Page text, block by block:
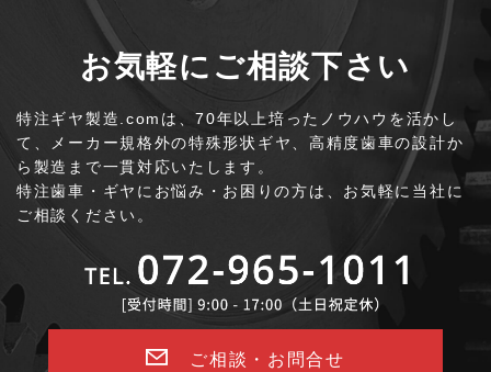
お気軽にご相談下さい
特注ギヤ製造.comは、70年以上培ったノウハウを活かし
て、
メーカー規格外の特殊形状ギヤ、高精度歯車の設計か
ら製造まで一貫対応いたします。
特注歯車・ギヤにお悩み・お困りの方は、お気軽に当社に
ご相談ください。
ご相談・お問合せ